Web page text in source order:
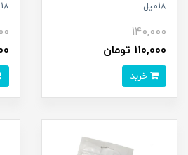
18ميل
140,000
110,000 تومان
18ميل